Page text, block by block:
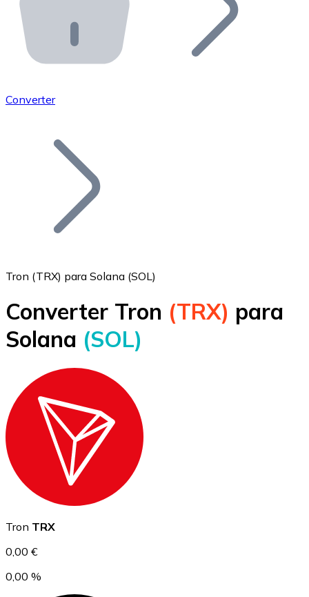
API Bitnovo
Integre nossa API no seu ecossistema.
Junte-se à nossa rede de revendedores e comercialize
Adicione o token do seu projeto ao nosso serviço de
Bitcoin
BTC
Ethereum
ETH
Converter
Tron (TRX) para Solana (SOL)
Converter Tron (TRX) para
Solana (SOL)
Tron TRX
0,00 €
0,00 %